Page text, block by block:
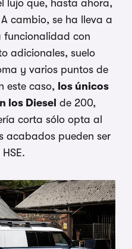
lujo que, hasta ahora,
cambio, se ha lleva a
con
adicionales, suelo
y varios puntos de
este caso, los únicos
los Diesel de 200,
corta sólo opta al
acabados pueden ser